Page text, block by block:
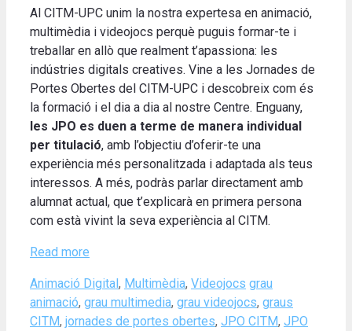
Al CITM-UPC unim la nostra expertesa en animació,
multimèdia i videojocs perquè puguis formar-te i
treballar en allò que realment t’apassiona: les
indústries digitals creatives. Vine a les Jornades de
Portes Obertes del CITM-UPC i descobreix com és
la formació i el dia a dia al nostre Centre. Enguany,
les JPO es duen a terme de manera individual
per titulació, amb l’objectiu d’oferir-te una
experiència més personalitzada i adaptada als teus
interessos. A més, podràs parlar directament amb
alumnat actual, que t’explicarà en primera persona
com està vivint la seva experiència al CITM.
Read more
Categories
Animació Digital, Multimèdia, Videojocs Tags
grau
animació, grau multimedia, grau videojocs, graus
CITM, jornades de portes obertes, JPO CITM, JPO